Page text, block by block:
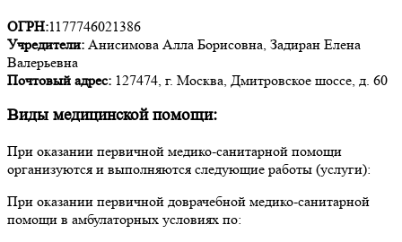
ОГРН:1177746021386
Учредители: Анисимова Алла Борисовна, Задиран Елена
Валерьевна
Почтовый адрес: 127474, г. Москва, Дмитровское шоссе, д. 60
Виды медицинской помощи:
При оказании первичной медико-санитарной помощи
организуются и выполняются следующие работы (услуги):
При оказании первичной доврачебной медико-санитарной
помощи в амбулаторных условиях по: